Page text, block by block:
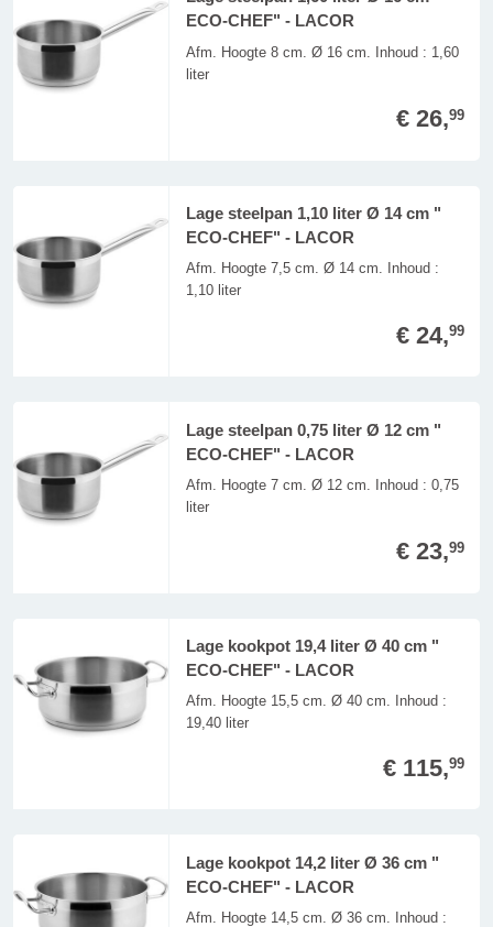
ECO-CHEF" - LACOR
Afm. Hoogte 8 cm. Ø 16 cm. Inhoud : 1,60
liter
€ 26,99
Lage steelpan 1,10 liter Ø 14 cm "
ECO-CHEF" - LACOR
Afm. Hoogte 7,5 cm. Ø 14 cm. Inhoud :
1,10 liter
€ 24,99
Lage steelpan 0,75 liter Ø 12 cm "
ECO-CHEF" - LACOR
Afm. Hoogte 7 cm. Ø 12 cm. Inhoud : 0,75
liter
€ 23,99
Lage kookpot 19,4 liter Ø 40 cm "
ECO-CHEF" - LACOR
Afm. Hoogte 15,5 cm. Ø 40 cm. Inhoud :
19,40 liter
€ 115,99
Lage kookpot 14,2 liter Ø 36 cm "
ECO-CHEF" - LACOR
Afm. Hoogte 14,5 cm. Ø 36 cm. Inhoud :